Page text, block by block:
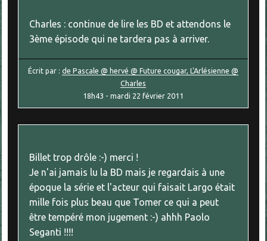
Charles : continue de lire les BD et attendons le
3ème épisode qui ne tardera pas à arriver.
Écrit par :de Pascale @ hervé @ Future cougar, L'Arlésienne @
Charles
18h43 -mardi 22 février 2011
Billet trop drôle :-) merci !
Je n'ai jamais lu la BD mais je regardais à une
époque la série et l'acteur qui faisait Largo était
mille fois plus beau que Tomer ce qui a peut
être tempéré mon jugement :-) ahhh Paolo
Seganti !!!!